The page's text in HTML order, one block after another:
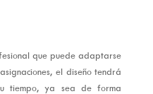
que puede adaptarse
el diseño tendrá
tiempo, ya sea de forma